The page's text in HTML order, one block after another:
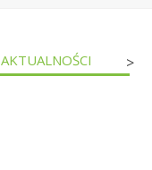
AKTUALNOŚCI >